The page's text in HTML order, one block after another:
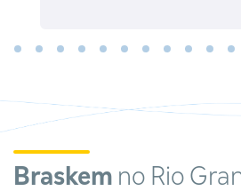
Braskem no Rio